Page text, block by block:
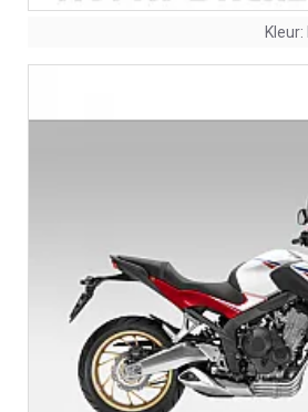
Kleur: